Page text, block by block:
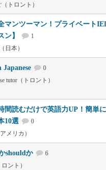
トロント）
マンツーマン！プライベート
ン】
1
日本）
Japanese
0
tutor（トロント）
間読むだけで英語力UP！簡単
10選
0
メリカ）
shouldか
6
ント）